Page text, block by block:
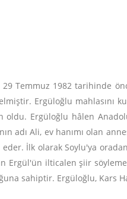
29 Temmuz 1982 tarihinde
Ergüloğlu mahlasını
oldu. Ergüloğlu hâlen
adı Ali, ev hanımı olan
eder. İlk olarak Soylu'ya
Ergül'ün ilticalen şiir
sahiptir. Ergüloğlu, Kars